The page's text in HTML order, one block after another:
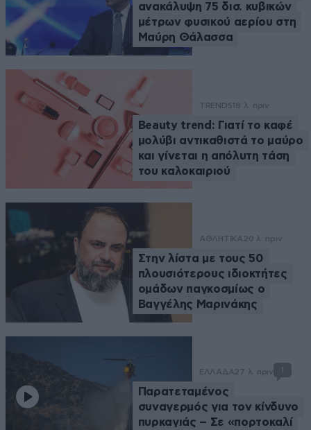
ανακάλυψη 75 δισ. κυβικών
μέτρων φυσικού αερίου στη
Μαύρη Θάλασσα
TRENDS 18 λ. πριν
Beauty trend: Γιατί το καφέ
μολύβι αντικαθιστά το μαύρο
και γίνεται η απόλυτη τάση
του καλοκαιριού
ΑΘΛΗΤΙΚΑ20 λ. πριν
Στην λίστα με τους 50
πλουσιότερους ιδιοκτήτες
ομάδων παγκοσμίως ο
Βαγγέλης Μαρινάκης
ΕΛΛΑΔΑ27 λ. πριν 1
Παρατεταμένος
συναγερμός για τον κίνδυνο
πυρκαγιάς – Σε «πορτοκαλί